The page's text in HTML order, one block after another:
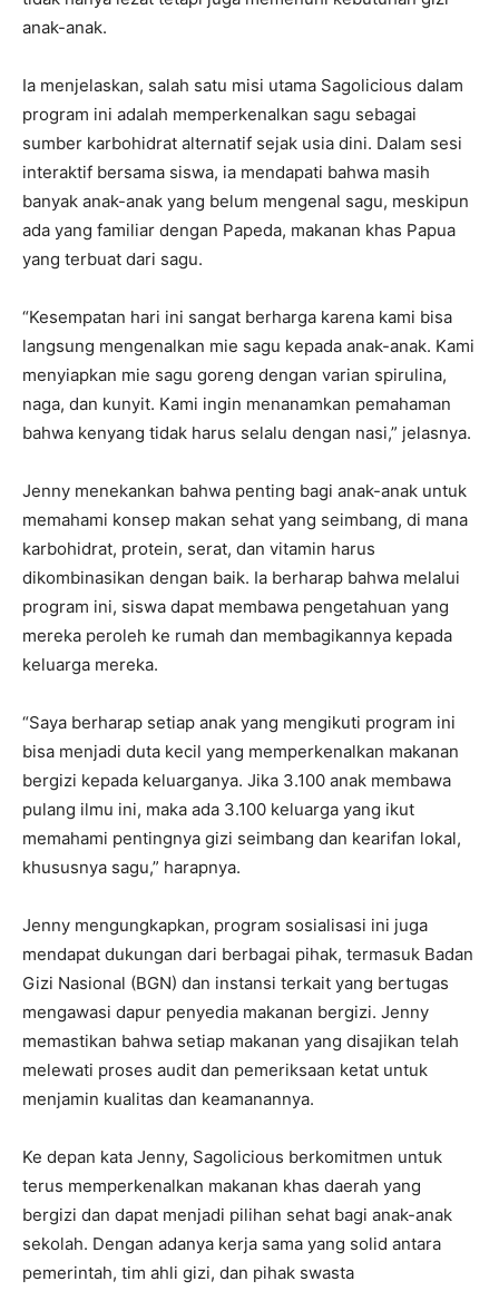
anak-anak.
Ia menjelaskan, salah satu misi utama Sagolicious dalam
program ini adalah memperkenalkan sagu sebagai
sumber karbohidrat alternatif sejak usia dini. Dalam sesi
interaktif bersama siswa, ia mendapati bahwa masih
banyak anak-anak yang belum mengenal sagu, meskipun
ada yang familiar dengan Papeda, makanan khas Papua
yang terbuat dari sagu.
“Kesempatan hari ini sangat berharga karena kami bisa
langsung mengenalkan mie sagu kepada anak-anak. Kami
menyiapkan mie sagu goreng dengan varian spirulina,
naga, dan kunyit. Kami ingin menanamkan pemahaman
bahwa kenyang tidak harus selalu dengan nasi,” jelasnya.
Jenny menekankan bahwa penting bagi anak-anak untuk
memahami konsep makan sehat yang seimbang, di mana
karbohidrat, protein, serat, dan vitamin harus
dikombinasikan dengan baik. Ia berharap bahwa melalui
program ini, siswa dapat membawa pengetahuan yang
mereka peroleh ke rumah dan membagikannya kepada
keluarga mereka.
“Saya berharap setiap anak yang mengikuti program ini
bisa menjadi duta kecil yang memperkenalkan makanan
bergizi kepada keluarganya. Jika 3.100 anak membawa
pulang ilmu ini, maka ada 3.100 keluarga yang ikut
memahami pentingnya gizi seimbang dan kearifan lokal,
khususnya sagu,” harapnya.
Jenny mengungkapkan, program sosialisasi ini juga
mendapat dukungan dari berbagai pihak, termasuk Badan
Gizi Nasional (BGN) dan instansi terkait yang bertugas
mengawasi dapur penyedia makanan bergizi. Jenny
memastikan bahwa setiap makanan yang disajikan telah
melewati proses audit dan pemeriksaan ketat untuk
menjamin kualitas dan keamanannya.
Ke depan kata Jenny, Sagolicious berkomitmen untuk
terus memperkenalkan makanan khas daerah yang
bergizi dan dapat menjadi pilihan sehat bagi anak-anak
sekolah. Dengan adanya kerja sama yang solid antara
pemerintah, tim ahli gizi, dan pihak swasta